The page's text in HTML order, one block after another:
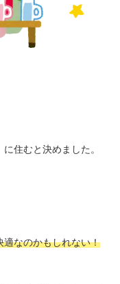
に住むと決めました。
適なのかもしれない！